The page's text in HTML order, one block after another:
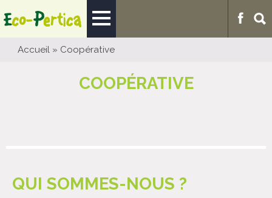
Accueil » Coopérative
COOPÉRATIVE
QUI SOMMES-NOUS ?